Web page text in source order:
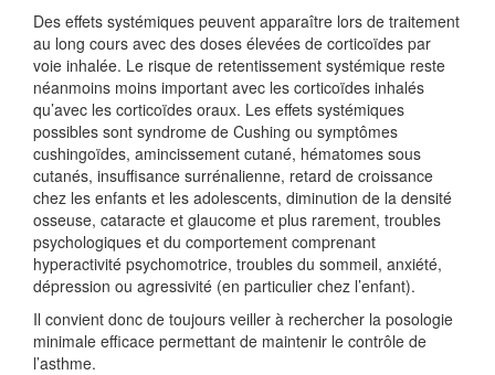
Des effets systémiques peuvent apparaître lors de traitement
au long cours avec des doses élevées de corticoïdes par
voie inhalée. Le risque de retentissement systémique reste
néanmoins moins important avec les corticoïdes inhalés
qu’avec les corticoïdes oraux. Les effets systémiques
possibles sont syndrome de Cushing ou symptômes
cushingoïdes, amincissement cutané, hématomes sous
cutanés, insuffisance surrénalienne, retard de croissance
chez les enfants et les adolescents, diminution de la densité
osseuse, cataracte et glaucome et plus rarement, troubles
psychologiques et du comportement comprenant
hyperactivité psychomotrice, troubles du sommeil, anxiété,
dépression ou agressivité (en particulier chez l’enfant).
Il convient donc de toujours veiller à rechercher la posologie
minimale efficace permettant de maintenir le contrôle de
l’asthme.